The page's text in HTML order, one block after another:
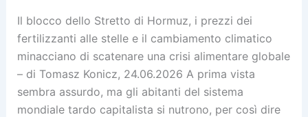
Il blocco dello Stretto di Hormuz, i prezzi dei
fertilizzanti alle stelle e il cambiamento climatico
minacciano di scatenare una crisi alimentare globale
– di Tomasz Konicz, 24.06.2026 A prima vista
sembra assurdo, ma gli abitanti del sistema
mondiale tardo capitalista si nutrono, per così dire